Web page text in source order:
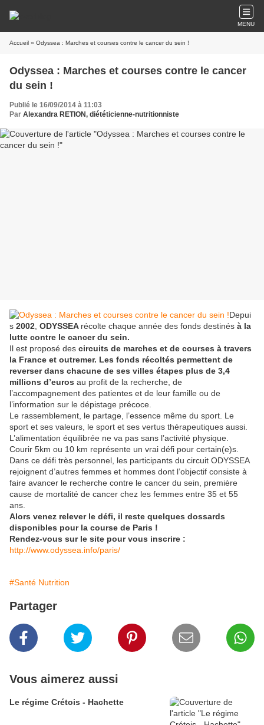
MENU
Accueil » Odyssea : Marches et courses contre le cancer du sein !
Odyssea : Marches et courses contre le cancer
du sein !
Publié le 16/09/2014 à 11:03
Par Alexandra RETION, diététicienne-nutritionniste
Depui
s 2002 ODYSSEA récolte chaque année des fonds destinés à la
lutte contre le cancer du sein.
Il est proposé des circuits de marches et de courses à travers
la France et outremer. Les fonds récoltés permettent de
reverser dans chacune de ses villes étapes plus de 3,4
millions d’euros au profit de la recherche, de
l’accompagnement des patientes et de leur famille ou de
l’information sur le dépistage précoce.
Le rassemblement, le partage, l’essence même du sport. Le
sport et ses valeurs, le sport et ses vertus thérapeutiques aussi.
L’alimentation équilibrée ne va pas sans l’activité physique.
Courir 5km ou 10 km représente un vrai défi pour certain(e)s.
Dans ce défi très personnel, les participants du circuit ODYSSEA
rejoignent d’autres femmes et hommes dont l’objectif consiste à
faire avancer le recherche contre le cancer du sein, première
cause de mortalité de cancer chez les femmes entre 35 et 55
ans.
Alors venez relever le défi, il reste quelques dossards
disponibles pour la course de Paris !
Rendez-vous sur le site pour vous inscrire :
http://www.odyssea.info/paris/
#Santé Nutrition
Partager
Vous aimerez aussi
Le régime Crétois - Hachette